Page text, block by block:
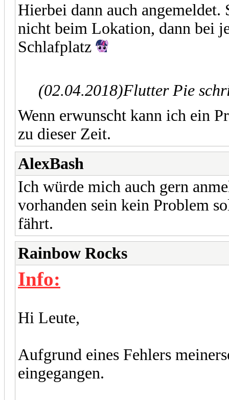
Hierbei dann auch
nicht beim Lokation, dann bei
Schlafplatz
(02.04.2018)Flutter Pie
Wenn erwunscht kann ich ein
zu dieser Zeit.
AlexBash
Ich würde mich auch gern
vorhanden sein kein Problem
fährt.
Rainbow Rocks
Info:
Hi Leute,
Aufgrund eines Fehlers
eingegangen.